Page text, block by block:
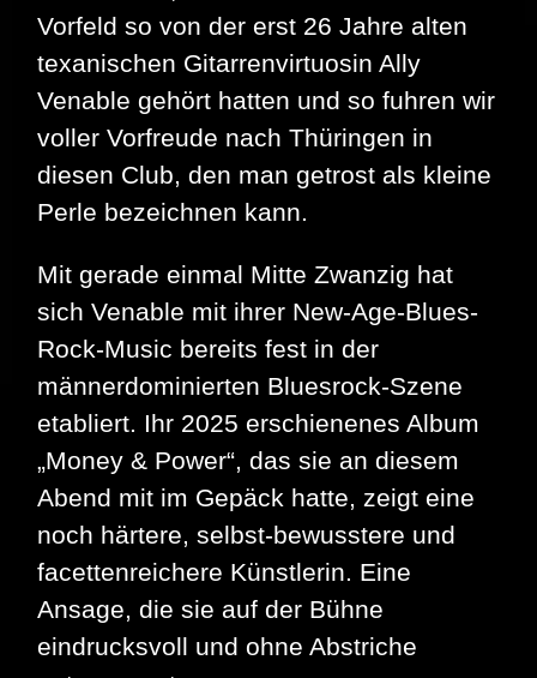
Vorfeld so von der erst 26 Jahre alten
texanischen Gitarrenvirtuosin Ally
Venable gehört hatten und so fuhren wir
voller Vorfreude nach Thüringen in
diesen Club, den man getrost als kleine
Perle bezeichnen kann.
Mit gerade einmal Mitte Zwanzig hat
sich Venable mit ihrer New-Age-Blues-
Rock-Music bereits fest in der
männerdominierten Bluesrock-Szene
etabliert. Ihr 2025 erschienenes Album
„Money & Power“, das sie an diesem
Abend mit im Gepäck hatte, zeigt eine
noch härtere, selbst-bewusstere und
facettenreichere Künstlerin. Eine
Ansage, die sie auf der Bühne
eindrucksvoll und ohne Abstriche